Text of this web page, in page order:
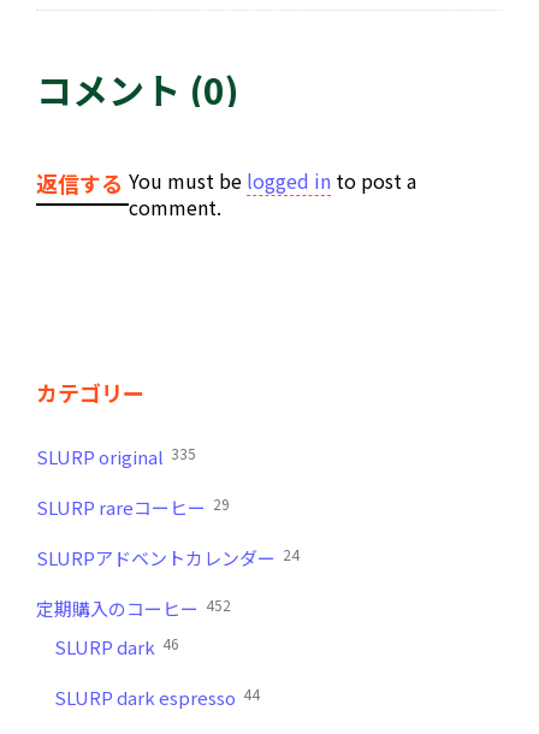
コメント (0)
返信する You must be logged in to post a
comment.
カテゴリー
SLURP original 335
SLURP rareコーヒー 29
SLURPアドベントカレンダー 24
定期購入のコーヒー 452
SLURP dark 46
SLURP dark espresso 44